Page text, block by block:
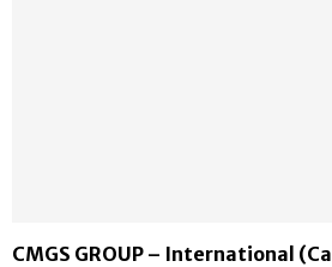
CMGS GROUP – International